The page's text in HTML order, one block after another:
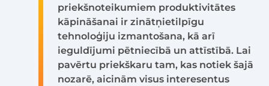
priekšnoteikumiem produktivitātes
kāpināšanai ir zinātņietilpīgu
tehnoloģiju izmantošana, kā arī
ieguldījumi pētniecībā un attīstībā. Lai
pavērtu priekškaru tam, kas notiek šajā
nozarē, aicinām visus interesentus